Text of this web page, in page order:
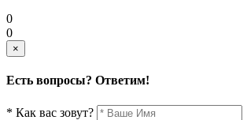
0
0
×
Есть вопросы? Ответим!
* Как вас зовут?